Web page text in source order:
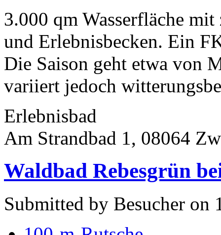
3.000 qm Wasserfläche
und Erlebnisbecken. Ein
Die Saison geht etwa von
variiert jedoch
Erlebnisbad
Am Strandbad 1, 08064
Waldbad Rebesgrün
Submitted by Besucher